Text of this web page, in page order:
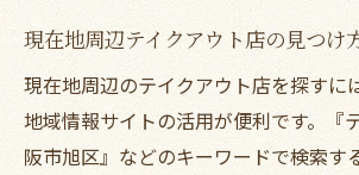
テイクアウトで食事会の準備
方法
近くのテイクアウトできるお
デア
現在地周辺テイクアウト店の見つけ
現在地周辺のテイクアウト店を探すに
地域情報サイトの活用が便利です。
阪市旭区』などのキーワードで検索す